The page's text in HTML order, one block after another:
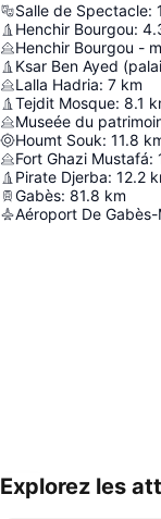
Salle de Spectacle:
Henchir Bourgou:
Henchir Bourgou -
Ksar Ben Ayed
Lalla Hadria: 7 km
Tejdit Mosque: 8.1
Museée du
Houmt Souk: 11.8
Fort Ghazi Mustafá:
Pirate Djerba: 12.2
Gabès: 81.8 km
Aéroport De
Explorez les